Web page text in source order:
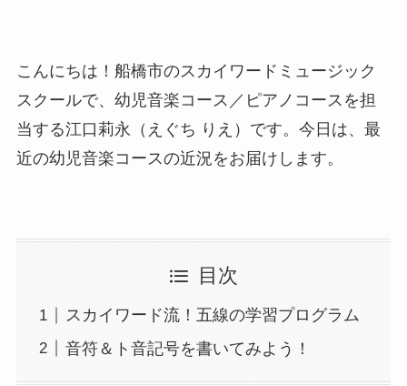
こんにちは！船橋市のスカイワードミュージック
スクールで、幼児音楽コース／ピアノコースを担
当する江口莉永（えぐち りえ）です。今日は、最
近の幼児音楽コースの近況をお届けします。
目次
スカイワード流！五線の学習プログラム
音符＆ト音記号を書いてみよう！